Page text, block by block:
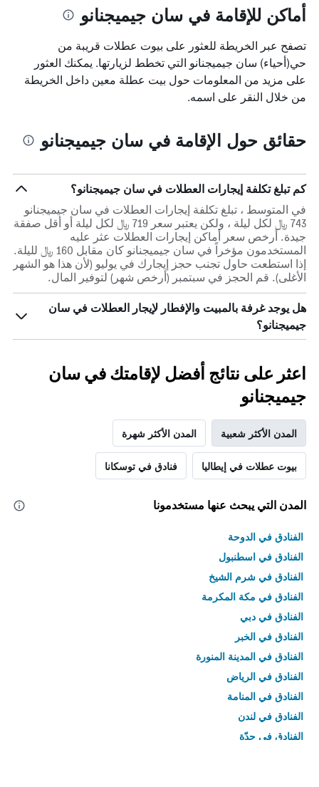
أماكن للإقامة في سان جيميجنانو
تصفح عبر الخريطة للعثور على بيوت عطلات قريبة من
حي(أحياء) سان جيميجنانو التي تخطط لزيارتها. يمكنك العثور
على مزيد من المعلومات حول بيت عطلة معين داخل الخريطة
من خلال النقر على اسمه.
حقائق حول الإقامة في سان جيميجنانو
كم تبلغ تكلفة إيجارات العطلات في سان جيميجنانو؟
في المتوسط ، تبلغ تكلفة إيجارات العطلات في سان جيميجنانو
743 ﷼ لكل ليلة ، ولكن يعتبر سعر 719 ﷼ لكل ليلة أو أقل صفقة
جيدة. أرخص سعر أماكن إيجارات العطلات عثر عليه
المستخدمون مؤخراً في سان جيميجنانو كان مقابل 160 ﷼ لليلة.
إذا استطعت حاول تجنب حجز إيجارك في يوليو (لأن هذا هو الشهر
الأغلى). قم الحجز في سبتمبر (أرخص شهر) لتوفير المال.
هل يوجد غرفة بالمبيت والإفطار لإيجار العطلات في سان
جيميجنانو؟
اعثر على نتائج أفضل لإقامتك في سان
جيميجنانو
المدن الأكثر شعبية المدن الأكثر شهرة
بيوت عطلات في إيطاليا فنادق في توسكانا
المدن التي يبحث عنها مستخدمونا
الفنادق في الدوحة
الفنادق في اسطنبول
الفنادق في شرم الشيخ
الفنادق في مكة المكرمة
الفنادق في دبي
الفنادق في الخبر
الفنادق في المدينة المنورة
الفنادق في الرياض
الفنادق في المنامة
الفنادق في لندن
الفنادق في جدّة